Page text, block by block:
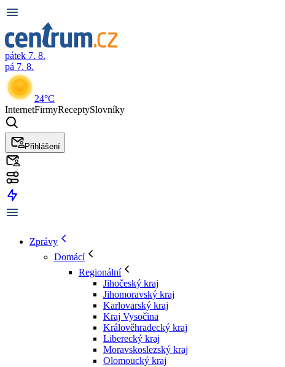
pátek 7. 8.
pá 7. 8.
24°C
InternetFirmyReceptySlovníky
Přihlášení
Zprávy
Domácí
Regionální
Jihočeský kraj
Jihomoravský kraj
Karlovarský kraj
Kraj Vysočina
Králověhradecký kraj
Liberecký kraj
Moravskoslezský kraj
Olomoucký kraj